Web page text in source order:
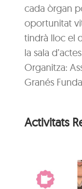
cada òrgan
oportunitat
tindrà lloc el
la sala
Organitza:
Granés
Activitats